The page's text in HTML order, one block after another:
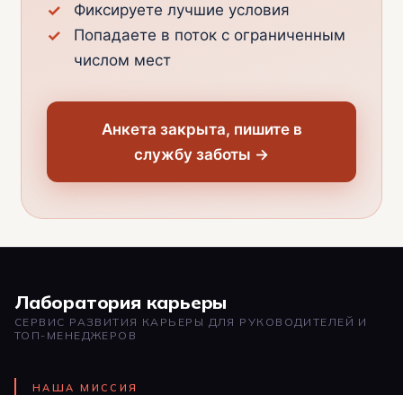
Фиксируете лучшие условия
Попадаете в поток с ограниченным
числом мест
Анкета закрыта, пишите в
службу заботы →
Лаборатория карьеры
СЕРВИС РАЗВИТИЯ КАРЬЕРЫ ДЛЯ РУКОВОДИТЕЛЕЙ И
ТОП-МЕНЕДЖЕРОВ
НАША МИССИЯ